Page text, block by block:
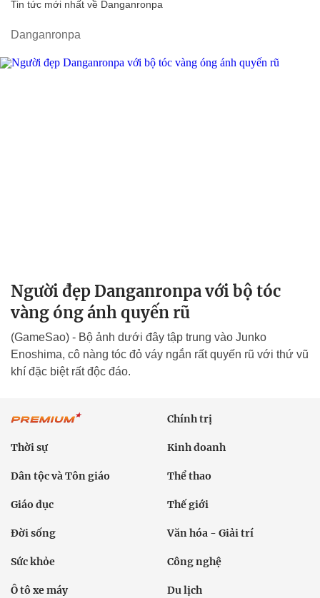
Tin tức mới nhất về Danganronpa
Danganronpa
Người đẹp Danganronpa với bộ tóc
vàng óng ánh quyến rũ
(GameSao) - Bộ ảnh dưới đây tập trung vào Junko
Enoshima, cô nàng tóc đỏ váy ngắn rất quyến rũ với thứ vũ
khí đặc biệt rất độc đáo.
Chính trị
Thời sự Kinh doanh
Dân tộc và Tôn giáo Thể thao
Giáo dục Thế giới
Đời sống Văn hóa - Giải trí
Sức khỏe Công nghệ
Ô tô xe máy Du lịch